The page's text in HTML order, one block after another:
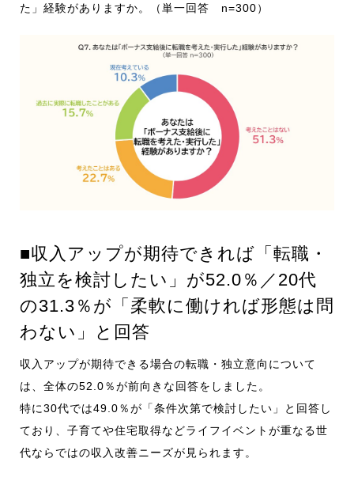
た」経験がありますか。（単一回答 n=300）
■収入アップが期待できれば「転職・
独立を検討したい」が52.0％／20代
の31.3％が「柔軟に働ければ形態は問
わない」と回答
収入アップが期待できる場合の転職・独立意向について
は、全体の52.0％が前向きな回答をしました。
特に30代では49.0％が「条件次第で検討したい」と回答し
ており、子育てや住宅取得などライフイベントが重なる世
代ならではの収入改善ニーズが見られます。